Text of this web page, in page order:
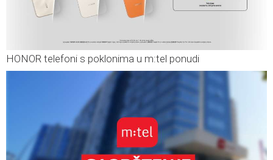
HONOR telefoni s poklonima u m:tel ponudi